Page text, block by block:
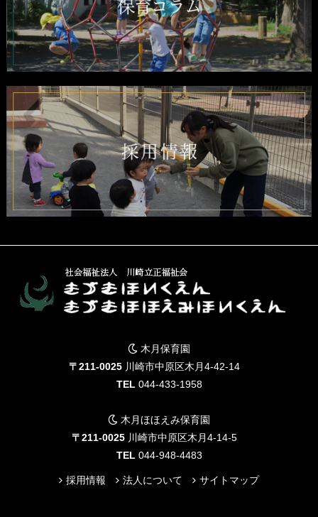
木月保育園
〒211-0025川崎市中原区木月4-42-14
TEL 044-433-1958
木月ほほえみ保育園
〒211-0025川崎市中原区木月4-14-5
TEL 044-948-4483
採用情報 法人について サイトマップ